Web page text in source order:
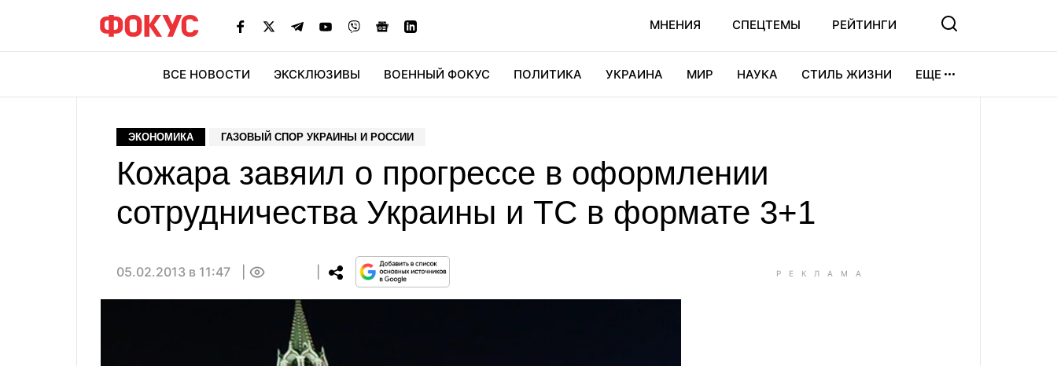
МНЕНИЯ СПЕЦТЕМЫ РЕЙТИНГИ
ВСЕ НОВОСТИ ЭКСКЛЮЗИВЫ ВОЕННЫЙ ФОКУС ПОЛИТИКА УКРАИНА МИР НАУКА СТИЛЬ ЖИЗНИ ЕЩЕ
ЭКОНОМИКА ГАЗОВЫЙ СПОР УКРАИНЫ И РОССИИ
Кожара завяил о прогрессе в оформлении
сотрудничества Украины и ТС в формате 3+1
05.02.2013 в 11:47